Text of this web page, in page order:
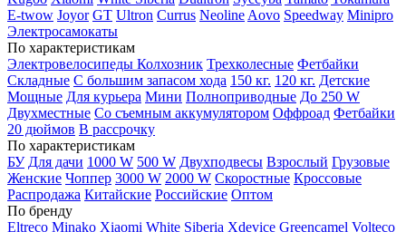
E-twow Joyor GT Ultron Currus Neoline Aovo Speedway Minipro
Электросамокаты
По характеристикам
Электровелосипеды Колхозник Трехколесные Фетбайки
Складные С большим запасом хода 150 кг. 120 кг. Детские
Мощные Для курьера Мини Полноприводные До 250 W
Двухместные Со съемным аккумулятором Оффроад Фетбайки
20 дюймов В рассрочку
По характеристикам
БУ Для дачи 1000 W 500 W Двухподвесы Взрослый Грузовые
Женские Чоппер 3000 W 2000 W Скоростные Кроссовые
Распродажа Китайские Российские Оптом
По бренду
Eltreco Minako Xiaomi White Siberia Xdevice Greencamel Volteco